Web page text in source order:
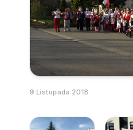
9 Listopada 2018